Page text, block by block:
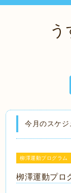
う
今月のスケジ
柳澤運動プログラム
栁澤運動プロ